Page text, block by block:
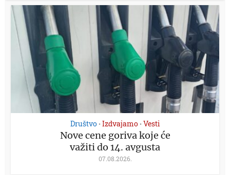
Društvo • Izdvajamo • Vesti
Nove cene goriva koje će
važiti do 14. avgusta
07.08.2026.